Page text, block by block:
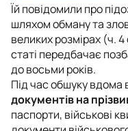
Їй повідомили про
шляхом обману та
великих розмірах (ч.
статі передбачає
до восьми років.
Під час обшуку вдома
документів на
паспорти, військові